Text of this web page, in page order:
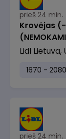
prieš 24 min.
Krovėjas
Lidl Lietuva,
1670 -
prieš 24 min.